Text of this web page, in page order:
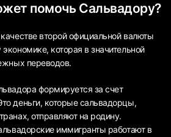
помочь Сальвадору?
второй официальной валюты
которая в значительной
переводов.
формируется за счет
деньги, которые сальвадорцы,
отправляют на родину.
иммигранты работают в